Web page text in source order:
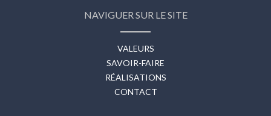
NAVIGUER SUR LE SITE
VALEURS
SAVOIR-FAIRE
RÉALISATIONS
CONTACT